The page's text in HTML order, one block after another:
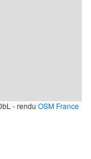
- rendu OSM France